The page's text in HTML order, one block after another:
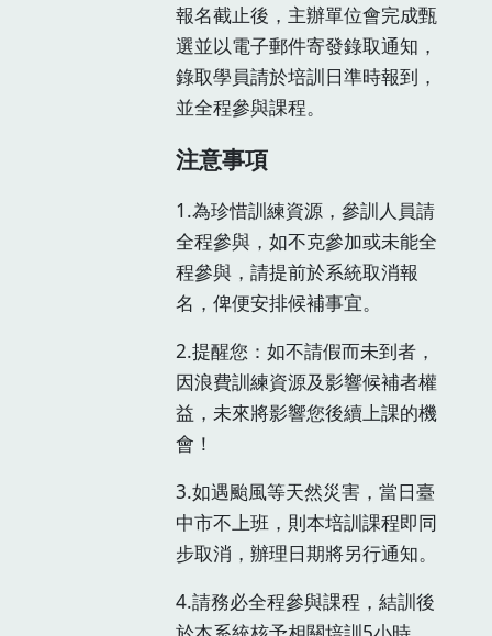
報名截止後，主辦單位會完成甄
選並以電子郵件寄發錄取通知，
錄取學員請於培訓日準時報到，
並全程參與課程。
注意事項
1.為珍惜訓練資源，參訓人員請
全程參與，如不克參加或未能全
程參與，請提前於系統取消報
名，俾便安排候補事宜。
2.提醒您：如不請假而未到者，
因浪費訓練資源及影響候補者權
益，未來將影響您後續上課的機
會！
3.如遇颱風等天然災害，當日臺
中市不上班，則本培訓課程即同
步取消，辦理日期將另行通知。
4.請務必全程參與課程，結訓後